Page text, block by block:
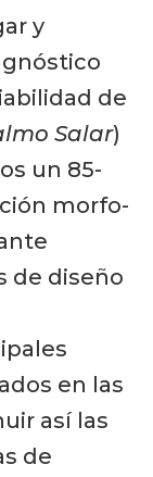
y
de
Salar)
un 85-
morfo-
de diseño
en las
así las
de